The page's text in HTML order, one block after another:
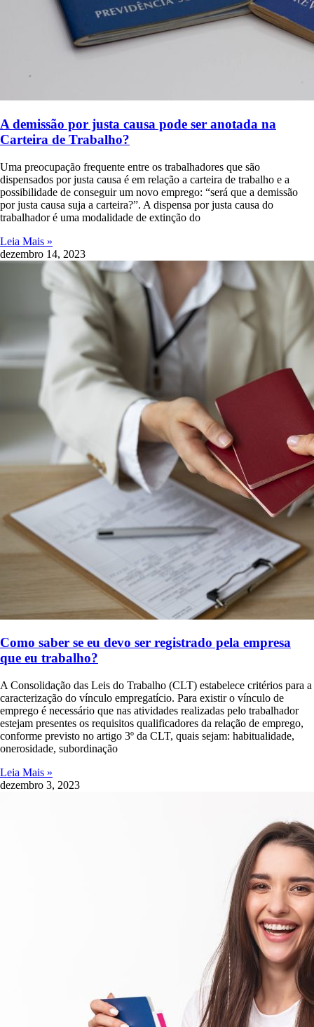
A demissão por justa causa pode ser anotada na
Carteira de Trabalho?
Uma preocupação frequente entre os trabalhadores que são
dispensados por justa causa é em relação a carteira de trabalho e a
possibilidade de conseguir um novo emprego: “será que a demissão
por justa causa suja a carteira?”. A dispensa por justa causa do
trabalhador é uma modalidade de extinção do
Leia Mais »
dezembro 14, 2023
Como saber se eu devo ser registrado pela empresa
que eu trabalho?
A Consolidação das Leis do Trabalho (CLT) estabelece critérios para a
caracterização do vínculo empregatício. Para existir o vínculo de
emprego é necessário que nas atividades realizadas pelo trabalhador
estejam presentes os requisitos qualificadores da relação de emprego,
conforme previsto no artigo 3º da CLT, quais sejam: habitualidade,
onerosidade, subordinação
Leia Mais »
dezembro 3, 2023